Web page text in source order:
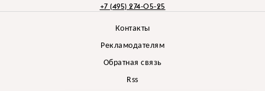
+7 (495) 274-05-25
Контакты
Рекламодателям
Обратная связь
Rss